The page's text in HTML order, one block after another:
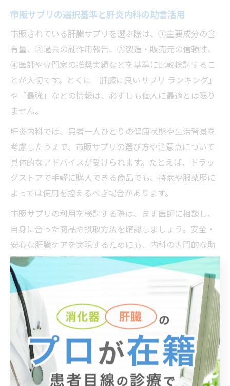
市販サプリの選択基準と肝炎内科の助言活用
市販されている肝臓サプリを選ぶ際は、①主要成分の含
有量、②過去の副作用報告、③製造・販売元の信頼性、
④医師や専門家の推奨実績などを基準に比較検討するこ
とが大切です。とくに「肝臓に良いサプリ ランキング」
や「最強」などの情報は、必ずしも個人に最適とは限り
ません。
肝炎内科では、患者一人ひとりの健康状態や生活背景を
考慮したうえで、市販サプリの選び方や注意点について
具体的なアドバイスが受けられます。たとえば、ドラッ
グストアで手軽に購入できる商品でも、持病や服薬歴に
よっては使用を控えるべき場合があります。
市販サプリの利用を検討する際は、まず医師に相談し、
自身に合った商品や摂取方法を確認しましょう。安全・
安心な肝臓ケアを実現するためにも、内科の専門的な助
言を積極的に活用することが大切です。
市販肝臓サプリの有効性を解き明かす
肝臓に良い市販サプリの実力を検証
肝臓ケア商品の中でも、市販サプリメントは手軽に購入
できるため、多くの方が選択肢として検討します。しか
し、肝臓の健康維持に本当に役立つのか、不安や疑問を